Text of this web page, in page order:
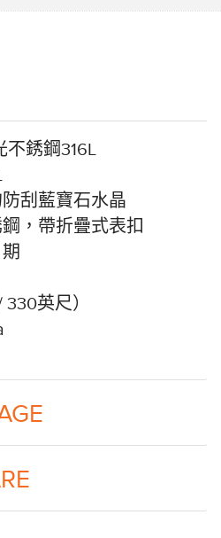
銹鋼316L
刮藍寶石水晶
，帶折疊式表扣
英尺）